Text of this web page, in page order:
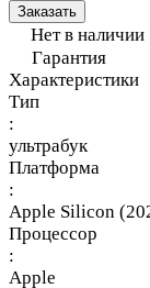
Заказать
Нет в наличии
Гарантия
Характеристики
Тип
:
ультрабук
Платформа
:
Apple Silicon
Процессор
:
Apple